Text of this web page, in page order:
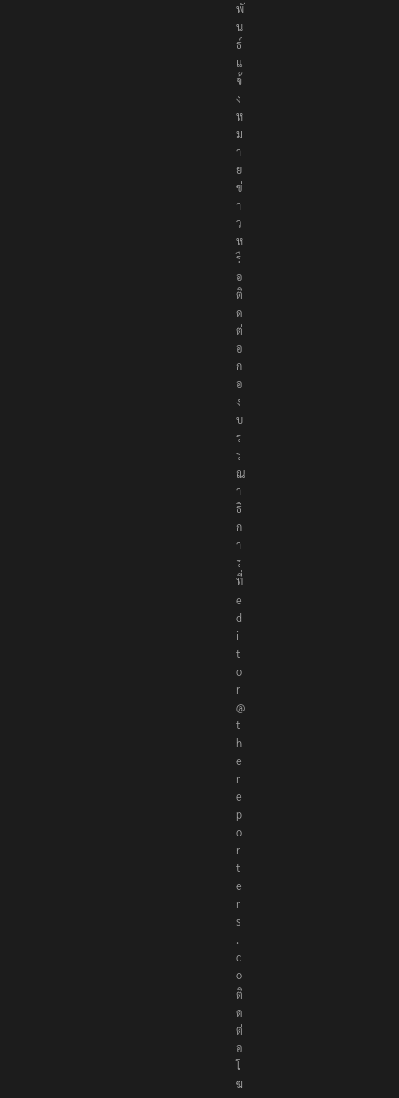
พั
น
ธ์
แ
จ้
ง
ห
ม
า
ย
ข่
า
ว
ห
รื
อ
ติ
ด
ต่
อ
ก
อ
ง
บ
ร
ร
ณ
า
ธิ
ก
า
ร
ที่
e
d
i
t
o
r
@
t
h
e
r
e
p
o
r
t
e
r
s
.
c
o
ติ
ด
ต่
อ
โ
ฆ